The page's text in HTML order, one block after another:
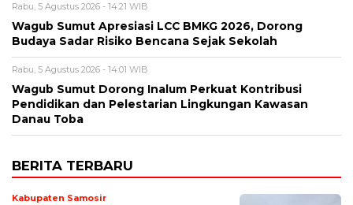
Rabu, 5 Agustus 2026 - 14:21 WIB
Wagub Sumut Apresiasi LCC BMKG 2026, Dorong
Budaya Sadar Risiko Bencana Sejak Sekolah
Rabu, 5 Agustus 2026 - 14:01 WIB
Wagub Sumut Dorong Inalum Perkuat Kontribusi
Pendidikan dan Pelestarian Lingkungan Kawasan
Danau Toba
BERITA TERBARU
Kabupaten Samosir